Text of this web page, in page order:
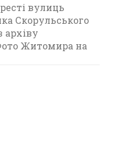
вулиць
Скорульського
архіву
Житомира на